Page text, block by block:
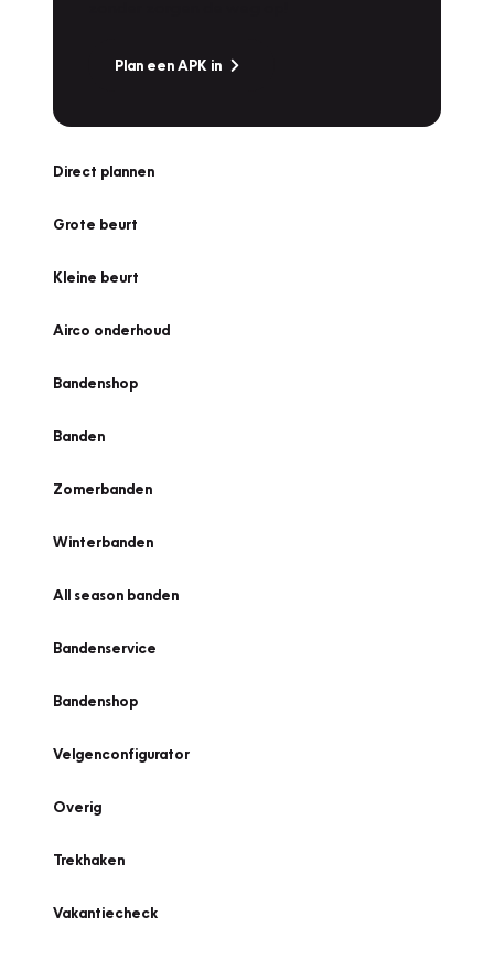
Plan een APK in
Direct plannen
Grote beurt
Kleine beurt
Airco onderhoud
Bandenshop
Banden
Zomerbanden
Winterbanden
All season banden
Bandenservice
Bandenshop
Velgenconfigurator
Overig
Trekhaken
Vakantiecheck